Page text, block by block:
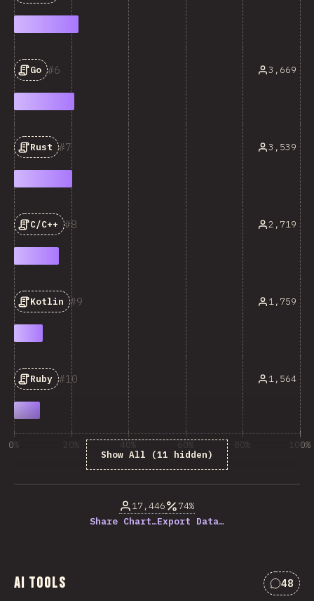
6
Go 3,669
7
Rust 3,539
8
C/C++ 2,719
9
Kotlin 1,759
10
Ruby 1,564
Show All (11 hidden)
0% 20% 40% 60% 80% 100%
17,446
74%
Share Chart…Export Data…
AI Tools
Nhận
48